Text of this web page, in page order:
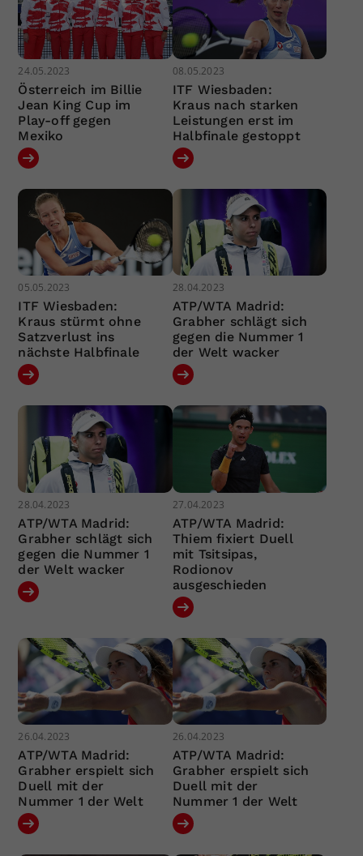
24.05.2023
Österreich im Billie
Jean King Cup im
Play-off gegen
Mexiko
08.05.2023
ITF Wiesbaden:
Kraus nach starken
Leistungen erst im
Halbfinale gestoppt
05.05.2023
ITF Wiesbaden:
Kraus stürmt ohne
Satzverlust ins
nächste Halbfinale
28.04.2023
ATP/WTA Madrid:
Grabher schlägt sich
gegen die Nummer 1
der Welt wacker
28.04.2023
ATP/WTA Madrid:
Grabher schlägt sich
gegen die Nummer 1
der Welt wacker
27.04.2023
ATP/WTA Madrid:
Thiem fixiert Duell
mit Tsitsipas,
Rodionov
ausgeschieden
26.04.2023
ATP/WTA Madrid:
Grabher erspielt sich
Duell mit der
Nummer 1 der Welt
26.04.2023
ATP/WTA Madrid:
Grabher erspielt sich
Duell mit der
Nummer 1 der Welt